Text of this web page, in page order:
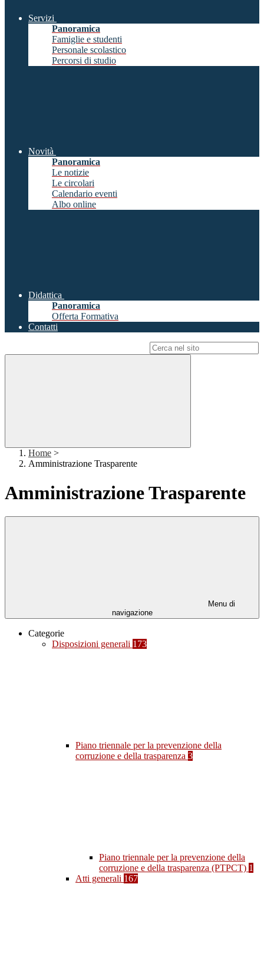
Servizi
Panoramica
Famiglie e studenti
Personale scolastico
Percorsi di studio
Novità
Panoramica
Le notizie
Le circolari
Calendario eventi
Albo online
Didattica
Panoramica
Offerta Formativa
Contatti
Home >
Amministrazione Trasparente
Amministrazione Trasparente
Menu di
navigazione
Categorie
Disposizioni generali 173
Piano triennale per la prevenzione della
corruzione e della trasparenza 3
Piano triennale per la prevenzione della
corruzione e della trasparenza (PTPCT) 1
Atti generali 167